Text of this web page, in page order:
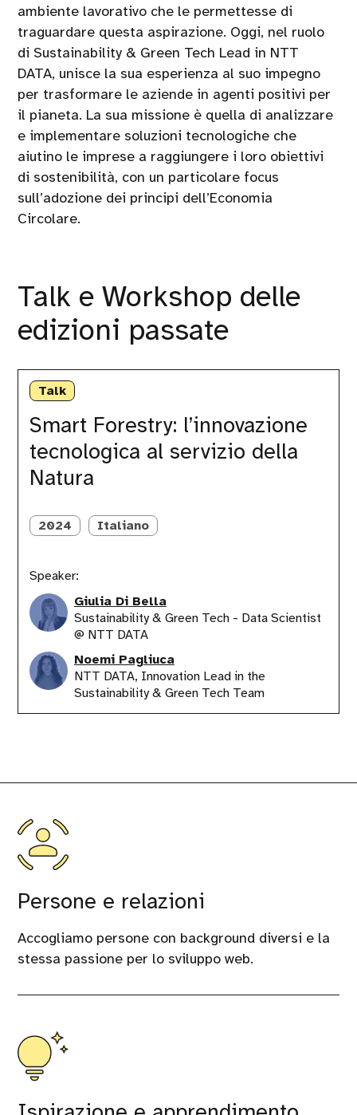
ambiente lavorativo che le permettesse di
traguardare questa aspirazione. Oggi, nel ruolo
di Sustainability & Green Tech Lead in NTT
DATA, unisce la sua esperienza al suo impegno
per trasformare le aziende in agenti positivi per
il pianeta. La sua missione è quella di analizzare
e implementare soluzioni tecnologiche che
aiutino le imprese a raggiungere i loro obiettivi
di sostenibilità, con un particolare focus
sull’adozione dei principi dell’Economia
Circolare.
Talk e Workshop delle
edizioni passate
Talk
Smart Forestry: l’innovazione
tecnologica al servizio della
Natura
Smart
Forestry:
l’innovazione
tecnologica
servizio
Natura
2024 Italiano
Speaker:
Giulia Di Bella
Sustainability & Green Tech - Data Scientist
@ NTT DATA
Noemi Pagliuca
NTT DATA, Innovation Lead in the
Sustainability & Green Tech Team
Persone e relazioni
Accogliamo persone con background diversi e la
stessa passione per lo sviluppo web.